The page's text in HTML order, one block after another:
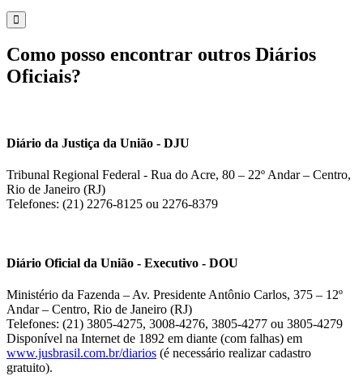
Como posso encontrar outros Diários
Oficiais?
Diário da Justiça da União - DJU
Tribunal Regional Federal - Rua do Acre, 80 – 22º Andar – Centro,
Rio de Janeiro (RJ)
Telefones: (21) 2276-8125 ou 2276-8379
Diário Oficial da União - Executivo - DOU
Ministério da Fazenda – Av. Presidente Antônio Carlos, 375 – 12º
Andar – Centro, Rio de Janeiro (RJ)
Telefones: (21) 3805-4275, 3008-4276, 3805-4277 ou 3805-4279
Disponível na Internet de 1892 em diante (com falhas) em
www.jusbrasil.com.br/diarios (é necessário realizar cadastro
gratuito).